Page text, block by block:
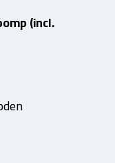
(incl.